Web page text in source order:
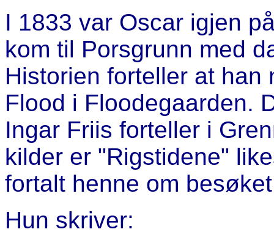
I 1833 var Oscar igjen
kom til Porsgrunn med
Historien forteller at
Flood i Floodegaarden.
Ingar Friis forteller i
kilder er "Rigstidene"
fortalt henne om
Hun skriver: